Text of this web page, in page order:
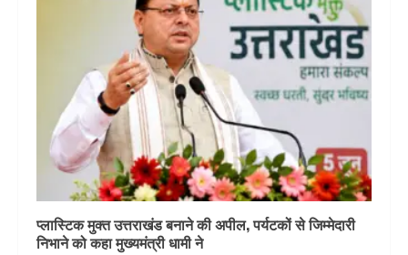
प्लास्टिक मुक्त उत्तराखंड बनाने की अपील, पर्यटकों से जिम्मेदारी
निभाने को कहा मुख्यमंत्री धामी ने